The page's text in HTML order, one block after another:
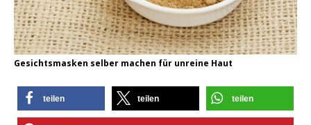
Gesichtsmasken selber machen für unreine Haut
teilen teilen teilen